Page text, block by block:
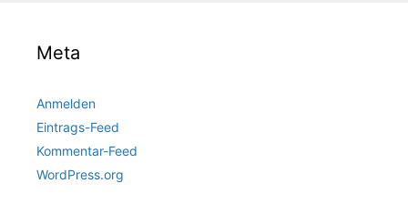
Meta
Anmelden
Eintrags-Feed
Kommentar-Feed
WordPress.org